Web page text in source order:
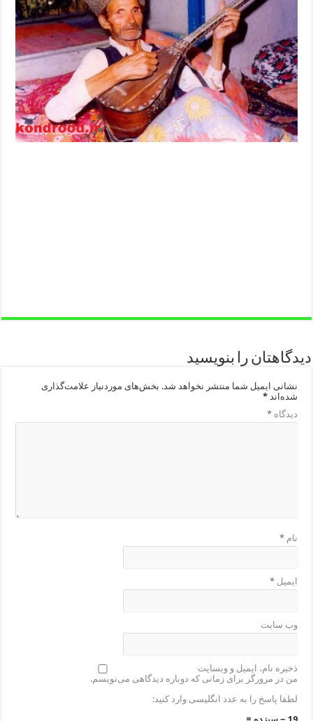
دیدگاهتان را بنویسید
نشانی ایمیل شما منتشر نخواهد شد. بخش‌های موردنیاز علامت‌گذاری
شده‌اند*
دیدگاه*
نام*
ایمیل*
وب‌ سایت
ذخیره نام، ایمیل و وبسایت
من در مرورگر برای زمانی که دوباره دیدگاهی می‌نویسم.
لطفا پاسخ را به عدد انگلیسی وارد کنید: